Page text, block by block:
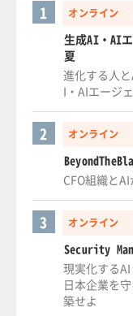
オンライン
1
生成AI・AI
夏
進化する人
I・AIエージ
オンライン
2
CFO組織と
オンライン
3
Security
現実化する
日本企業を
築せよ